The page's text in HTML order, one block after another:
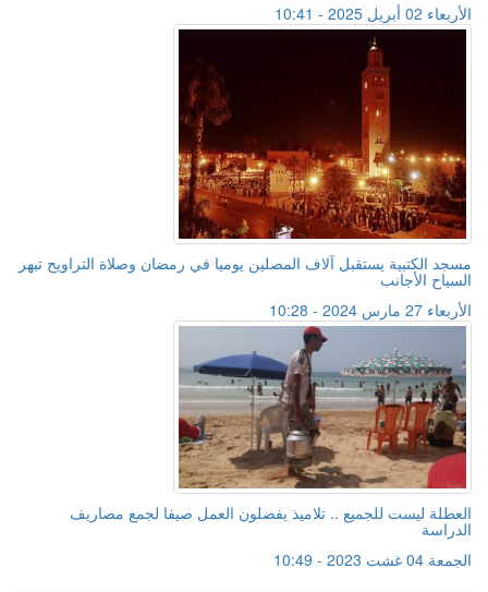
الأربعاء 02 أبريل 2025 - 10:41
مسجد الكتبية يستقبل آلاف المصلين يوميا في رمضان وصلاة التراويح تبهر
السياح الأجانب
الأربعاء 27 مارس 2024 - 10:28
العطلة ليست للجميع .. تلاميذ يفضلون العمل صيفا لجمع مصاريف
الدراسة
الجمعة 04 غشت 2023 - 10:49